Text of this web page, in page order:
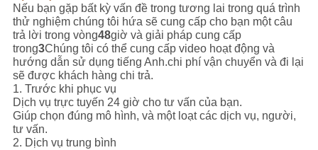
Nếu bạn gặp bất kỳ vấn đề trong tương lai trong quá trình
thử nghiệm chúng tôi hứa sẽ cung cấp cho bạn một câu
trả lời trong vòng48giờ và giải pháp cung cấp
trong3Chúng tôi có thể cung cấp video hoạt động và
hướng dẫn sử dụng tiếng Anh.chi phí vận chuyển và đi lại
sẽ được khách hàng chi trả.
1. Trước khi phục vụ
Dịch vụ trực tuyến 24 giờ cho tư vấn của bạn.
Giúp chọn đúng mô hình, và một loạt các dịch vụ, người,
tư vấn.
2. Dịch vụ trung bình